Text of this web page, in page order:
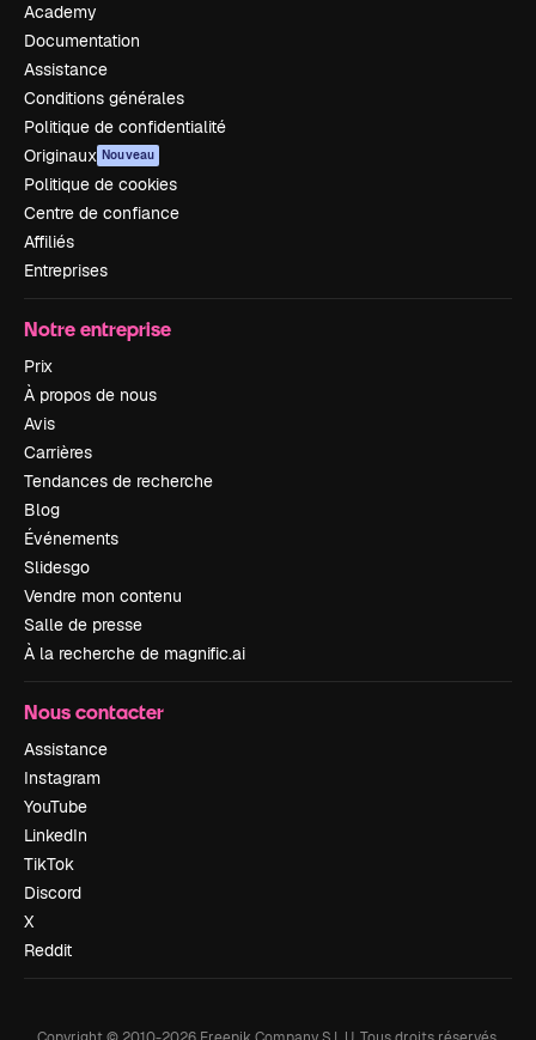
Academy
Documentation
Assistance
Conditions générales
Politique de confidentialité
Originaux Nouveau
Politique de cookies
Centre de confiance
Affiliés
Entreprises
Notre entreprise
Prix
À propos de nous
Avis
Carrières
Tendances de recherche
Blog
Événements
Slidesgo
Vendre mon contenu
Salle de presse
À la recherche de magnific.ai
Nous contacter
Assistance
Instagram
YouTube
LinkedIn
TikTok
Discord
X
Reddit